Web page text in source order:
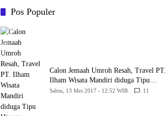
Pos Populer
Calon Jemaah Umroh Resah, Travel PT.
Ilham Wisata Mandiri diduga Tipu
Hingga Ratusan Juta
Sabtu, 13 Mei 2017 - 12:52 WIB 11